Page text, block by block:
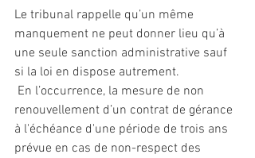
Le tribunal rappelle qu’un même
manquement ne peut donner lieu qu’à
une seule sanction administrative sauf
si la loi en dispose autrement.
renouvellement d’un contrat de gérance
à l'échéance d'une période de trois ans
prévue en cas de non-respect des